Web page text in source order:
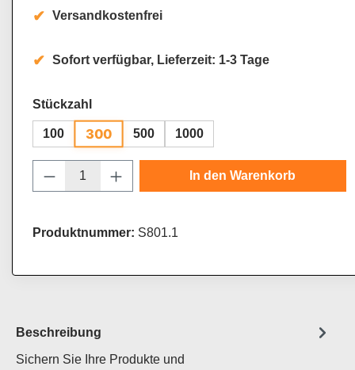
Versandkostenfrei
Sofort verfügbar, Lieferzeit: 1-3 Tage
Stückzahl auswählen
100 300 500 1000
Produkt Anzahl: Gib den gewünschten
In den Warenkorb
Produktnummer: S801.1
Beschreibung
Sichern Sie Ihre Produkte und